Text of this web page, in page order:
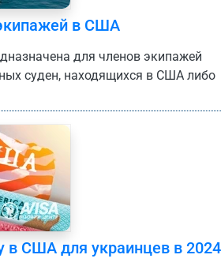
в США
для членов экипажей
суден, находящихся в США либо
в США для украинцев в 2024